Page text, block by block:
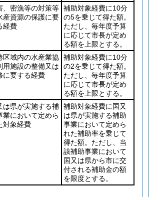
、密漁等の対策等
産資源の保護に要
経費
補助対象経費に10分
の5を乗じて得た額。
ただし、毎年度予算
に応じて市長が定め
る額を上限とする。
区域内の水産業協
用施設の整備又は
に要する経費
補助対象経費に10分
の2を乗じて得た額。
ただし、毎年度予算
に応じて市長が定め
る額を上限とする。
は県が実施する補
業において定めら
対象経費
補助対象経費に国又
は県が実施する補助
事業において定めら
れた補助率を乗じて
得た額。ただし、当
該補助事業において
国又は県から市に交
付される補助金の額
を限度とする。